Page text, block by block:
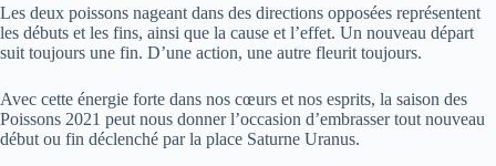
Les deux poissons nageant dans des directions opposées représentent
les débuts et les fins, ainsi que la cause et l’effet. Un nouveau départ
suit toujours une fin. D’une action, une autre fleurit toujours.
Avec cette énergie forte dans nos cœurs et nos esprits, la saison des
Poissons 2021 peut nous donner l’occasion d’embrasser tout nouveau
début ou fin déclenché par la place Saturne Uranus.